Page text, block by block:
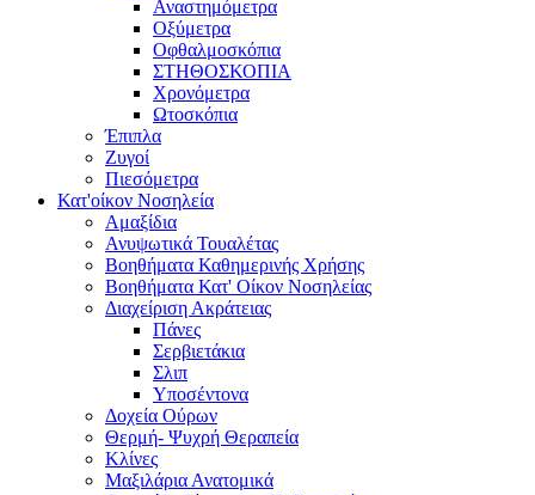
Αναστημόμετρα
Οξύμετρα
Οφθαλμοσκόπια
ΣΤΗΘΟΣΚΟΠΙΑ
Χρονόμετρα
Ωτοσκόπια
Έπιπλα
Ζυγοί
Πιεσόμετρα
Κατ'οίκον Νοσηλεία
Αμαξίδια
Ανυψωτικά Τουαλέτας
Βοηθήματα Καθημερινής Χρήσης
Βοηθήματα Κατ' Οίκον Νοσηλείας
Διαχείριση Ακράτειας
Πάνες
Σερβιετάκια
Σλιπ
Υποσέντονα
Δοχεία Ούρων
Θερμή- Ψυχρή Θεραπεία
Κλίνες
Μαξιλάρια Ανατομικά